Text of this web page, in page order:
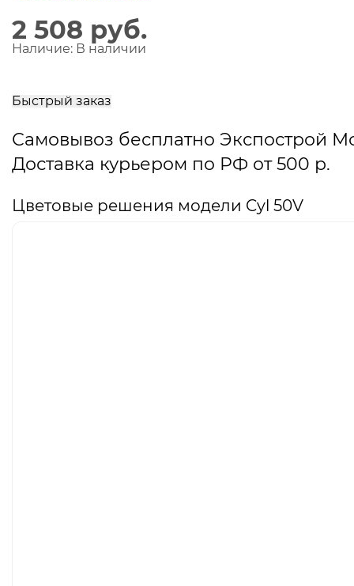
2 508 руб.
Наличие: В наличии
Быстрый заказ
Самовывоз бесплатно Экспострой
Доставка курьером по РФ от 500 р.
Цветовые решения модели Cyl 50V